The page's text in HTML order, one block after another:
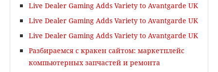
Live Dealer Gaming Adds Variety to Avantgarde UK
Live Dealer Gaming Adds Variety to Avantgarde UK
Live Dealer Gaming Adds Variety to Avantgarde UK
Разбираемся с кракен сайтом: маркетплейс
компьютерных запчастей и ремонта